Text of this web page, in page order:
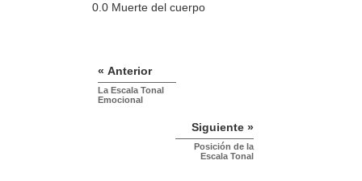
0.0 Muerte del cuerpo
« Anterior
La Escala Tonal
Emocional
Siguiente »
Posición de la
Escala Tonal